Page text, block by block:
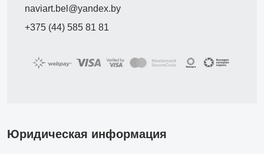
naviart.bel@yandex.by
+375 (44) 585 81 81
Юридическая информация